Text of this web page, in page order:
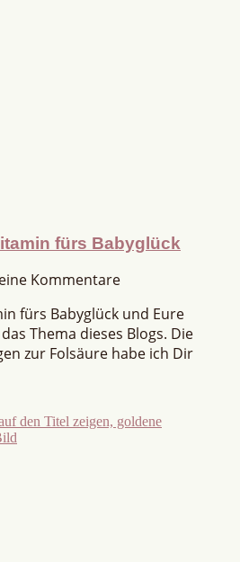
fürs Babyglück
Kommentare
fürs Babyglück und Eure
Thema dieses Blogs. Die
zur Folsäure habe ich Dir